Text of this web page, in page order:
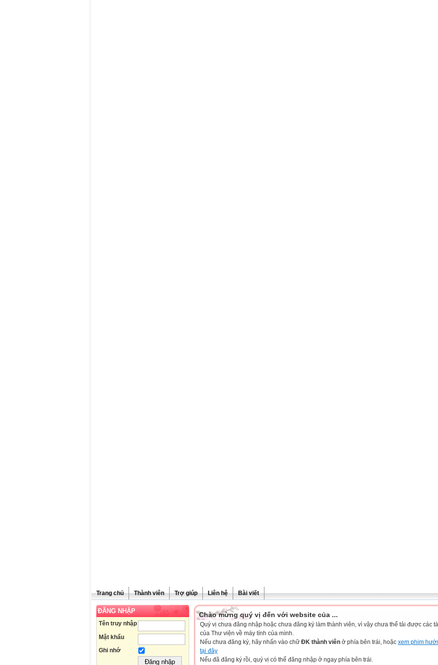
Trang chủ Thành viên Trợ giúp Liên hệ Bài viết
ĐĂNG NHẬP
Tên truy nhập
Mật khẩu
Ghi nhớ
Chào mừng quý vị đến với website của ...
Quý vị chưa đăng nhập hoặc chưa đăng ký làm thành viên, vì vậy chưa thể tải được các
của Thư viện về máy tính của mình.
Nếu chưa đăng ký, hãy nhấn vào chữ ĐK thành viên ở phía bên trái, hoặc xem phim
tại đây
Nếu đã đăng ký rồi, quý vị có thể đăng nhập ở ngay phía bên trái.